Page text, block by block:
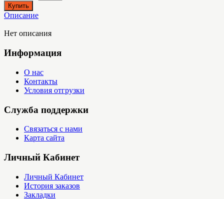
Описание
Нет описания
Информация
О нас
Контакты
Условия отгрузки
Служба поддержки
Связаться с нами
Карта сайта
Личный Кабинет
Личный Кабинет
История заказов
Закладки